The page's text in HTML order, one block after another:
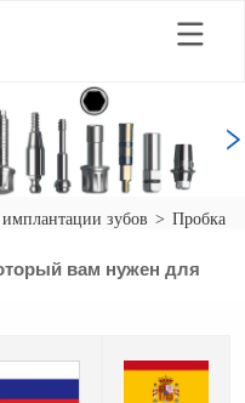
зубов > Пробка
вам нужен для